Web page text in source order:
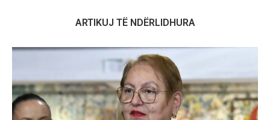
ARTIKUJ TË NDËRLIDHURA